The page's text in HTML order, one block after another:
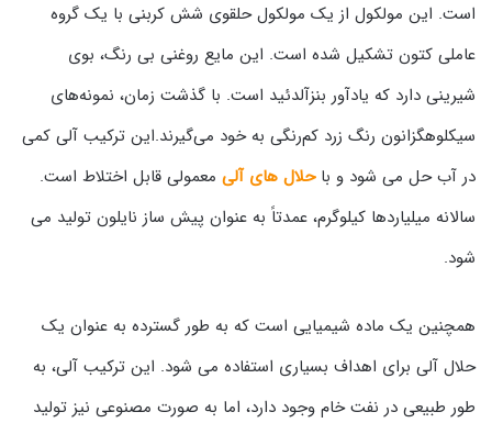
است. این مولکول از یک مولکول حلقوی شش کربنی با یک گروه
عاملی کتون تشکیل شده است. این مایع روغنی بی رنگ، بوی
شیرینی دارد که یادآور بنزآلدئید است. با گذشت زمان، نمونه‌های
سیکلوهگزانون رنگ زرد کم‌رنگی به خود می‌گیرند.این ترکیب آلی کمی
در آب حل می شود و باحلال های آلی معمولی قابل اختلاط است.
سالانه میلیاردها کیلوگرم، عمدتاً به عنوان پیش ساز نایلون تولید می
شود.
همچنین یک ماده شیمیایی است که به طور گسترده به عنوان یک
حلال آلی برای اهداف بسیاری استفاده می شود. این ترکیب آلی، به
طور طبیعی در نفت خام وجود دارد، اما به صورت مصنوعی نیز تولید